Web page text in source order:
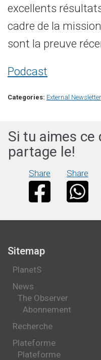
excellents
cadre de la
sont la preuve
Podcast
Categories: External Newsletter
Si tu aimes ce
partage le!
Share Share
Sitemap
PlanetS
News
The Observer
Abonnement
Recherche
Plateforme
Plateforme